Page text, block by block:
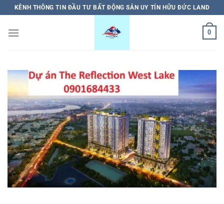
qua
nội
KÊNH THÔNG TIN ĐẦU TƯ BẤT ĐỘNG SẢN UY TÍN HỮU ĐỨC LAND
0